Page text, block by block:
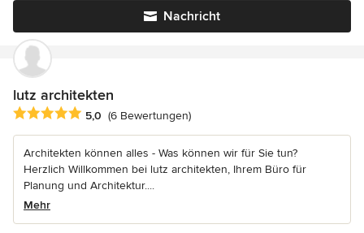
Nachricht
lutz architekten
Durchschnittliche Bewertung: 5 von 5 Sternen
5,0 (6 Bewertungen)
Architekten können alles - Was können wir für Sie tun?
Herzlich Willkommen bei lutz architekten, Ihrem Büro für
Planung und Architektur....
Mehr